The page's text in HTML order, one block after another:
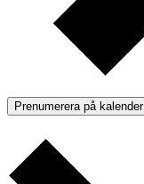
Prenumerera på kalender